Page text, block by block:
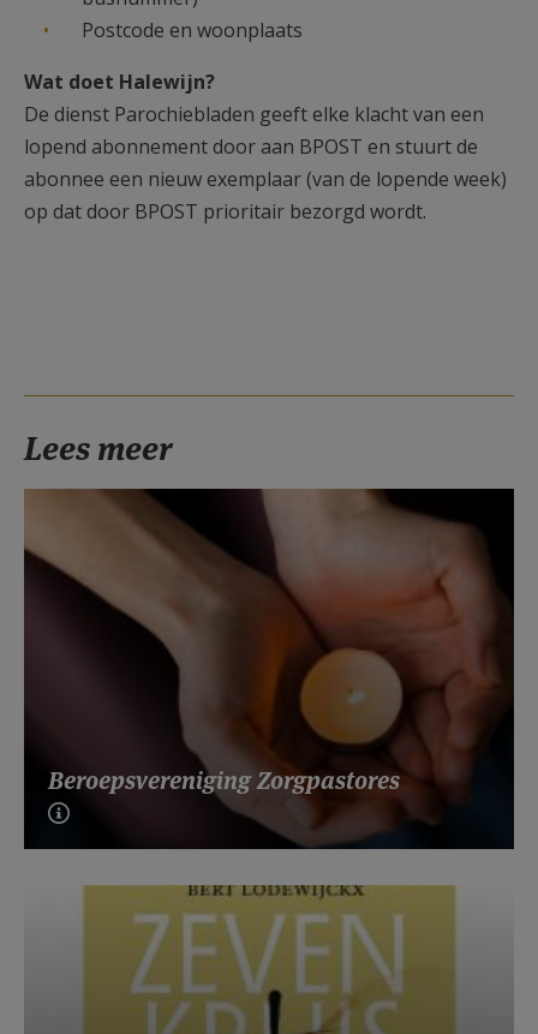
Postcode en woonplaats
Wat doet Halewijn?
De dienst Parochiebladen geeft elke klacht van een
lopend abonnement door aan BPOST en stuurt de
abonnee een nieuw exemplaar (van de lopende week)
op dat door BPOST prioritair bezorgd wordt.
Lees meer
Beroepsvereniging Zorgpastores